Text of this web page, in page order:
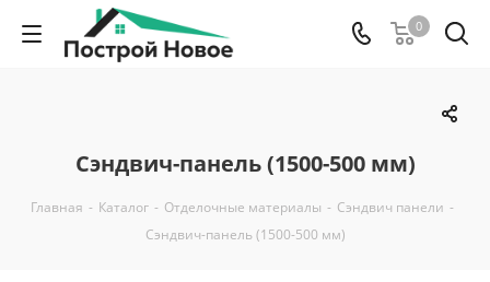
0
Сэндвич-панель (1500-500 мм)
Главная - Каталог - Отделочные материалы - Сэндвич панели -
Сэндвич-панель (1500-500 мм)